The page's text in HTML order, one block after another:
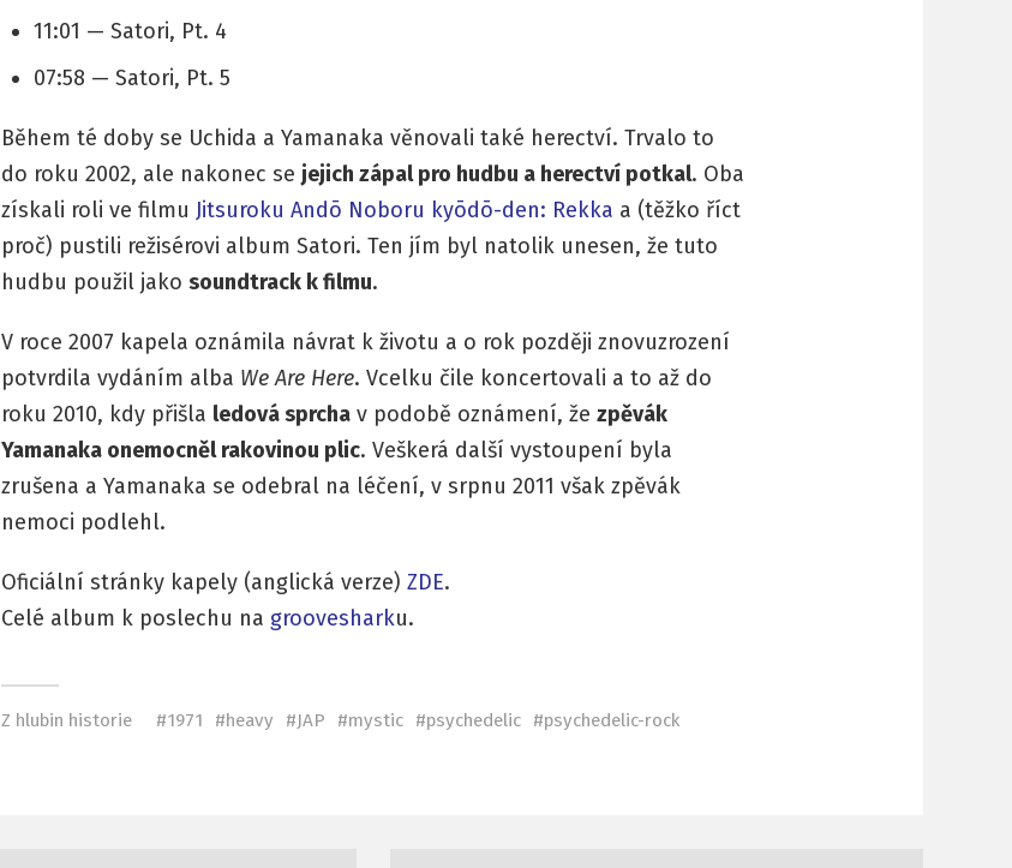
11:01 — Satori, Pt. 4
07:58 — Satori, Pt. 5
Během té doby se Uchida a Yamanaka věnovali také herectví. Trvalo to
do roku 2002, ale nakonec se jejich zápal pro hudbu a herectví potkal. Oba
získali roli ve filmu Jitsuroku Andō Noboru kyōdō-den: Rekka a (těžko říct
proč) pustili režisérovi album Satori. Ten jím byl natolik unesen, že tuto
hudbu použil jako soundtrack k filmu.
V roce 2007 kapela oznámila návrat k životu a o rok později znovuzrození
potvrdila vydáním alba We Are Here. Vcelku čile koncertovali a to až do
roku 2010, kdy přišla ledová sprcha v podobě oznámení, že zpěvák
Yamanaka onemocněl rakovinou plic. Veškerá další vystoupení byla
zrušena a Yamanaka se odebral na léčení, v srpnu 2011 však zpěvák
nemoci podlehl.
Oficiální stránky kapely (anglická verze) ZDE.
Celé album k poslechu na groovesharku.
Z hlubin historie 1971 heavy JAP mystic psychedelic psychedelic-rock